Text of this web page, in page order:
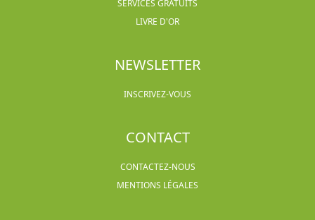
SERVICES GRATUITS
LIVRE D'OR
NEWSLETTER
INSCRIVEZ-VOUS
CONTACT
CONTACTEZ-NOUS
MENTIONS LÉGALES